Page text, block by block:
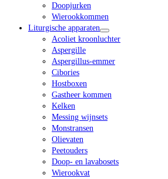
Doopjurken
Wierookkommen
Liturgische apparaten
Acoliet kroonluchter
Aspergille
Aspergillus-emmer
Cibories
Hostboxen
Gastheer kommen
Kelken
Messing wijnsets
Monstransen
Olievaten
Peetouders
Doop- en lavabosets
Wierookvat